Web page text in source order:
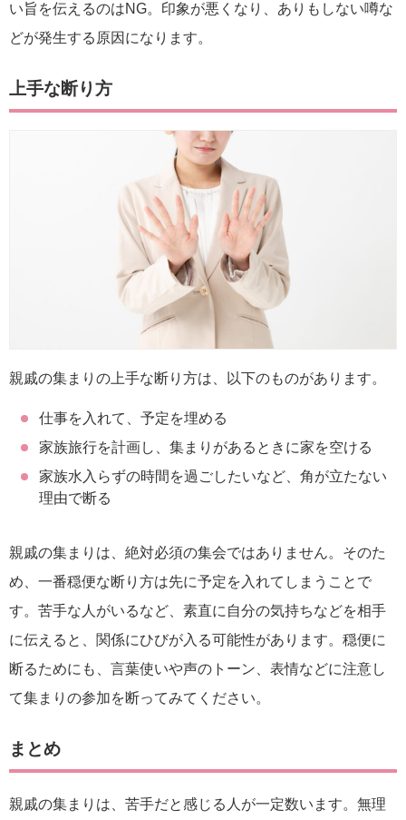
い旨を伝えるのはNG。印象が悪くなり、ありもしない噂な
どが発生する原因になります。
上手な断り方
親戚の集まりの上手な断り方は、以下のものがあります。
仕事を入れて、予定を埋める
家族旅行を計画し、集まりがあるときに家を空ける
家族水入らずの時間を過ごしたいなど、角が立たない
理由で断る
親戚の集まりは、絶対必須の集会ではありません。そのた
め、一番穏便な断り方は先に予定を入れてしまうことで
す。苦手な人がいるなど、素直に自分の気持ちなどを相手
に伝えると、関係にひびが入る可能性があります。穏便に
断るためにも、言葉使いや声のトーン、表情などに注意し
て集まりの参加を断ってみてください。
まとめ
親戚の集まりは、苦手だと感じる人が一定数います。無理